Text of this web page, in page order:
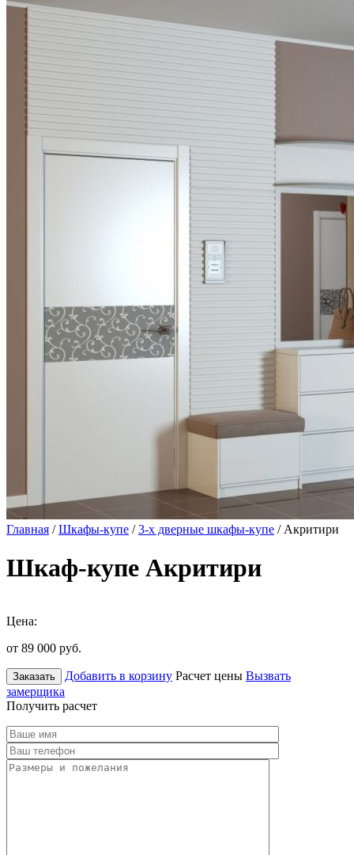
Главная /Шкафы-купе /3-х дверные шкафы-купе / Акритири
Шкаф-купе Акритири
Цена:
от 89 000 руб.
Заказать Добавить в корзину Расчет цены Вызвать
замерщика
Получить расчет